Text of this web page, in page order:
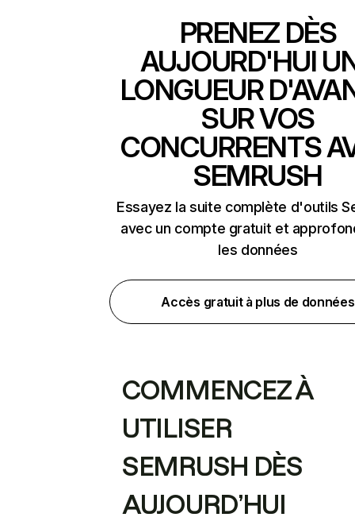
PRENEZ DÈS
AUJOURD'HUI
LONGUEUR
SUR VOS
CONCURRENTS
SEMRUSH
Essayez la suite complète d'outils
avec un compte gratuit et
les données
Accès gratuit à plus de données
COMMENCEZ À
UTILISER
SEMRUSH DÈS
AUJOURD’HUI